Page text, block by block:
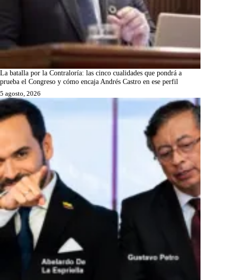
La batalla por la Contraloría: las cinco cualidades que pondrá a
prueba el Congreso y cómo encaja Andrés Castro en ese perfil
5 agosto, 2026